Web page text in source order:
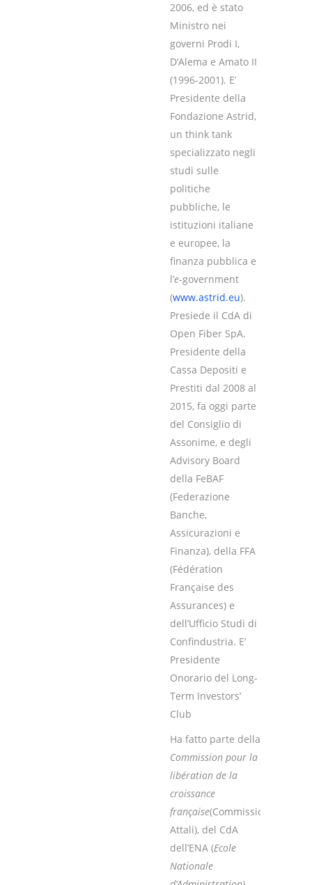
2006, ed è stato
Ministro nei
governi Prodi I,
D’Alema e Amato II
(1996-2001). E’
Presidente della
Fondazione Astrid,
un think tank
specializzato negli
studi sulle
politiche
pubbliche, le
istituzioni italiane
e europee, la
finanza pubblica e
l’e-government
(www.astrid.eu).
Presiede il CdA di
Open Fiber SpA.
Presidente della
Cassa Depositi e
Prestiti dal 2008 al
2015, fa oggi parte
del Consiglio di
Assonime, e degli
Advisory Board
della FeBAF
(Federazione
Banche,
Assicurazioni e
Finanza), della FFA
(Fédération
Française des
Assurances) e
dell’Ufficio Studi di
Confindustria. E’
Presidente
Onorario del Long-
Term Investors’
Club
Ha fatto parte della
Commission pour la
libération de la
croissance
française(Commissione
Attali), del CdA
dell’ENA (Ecole
Nationale